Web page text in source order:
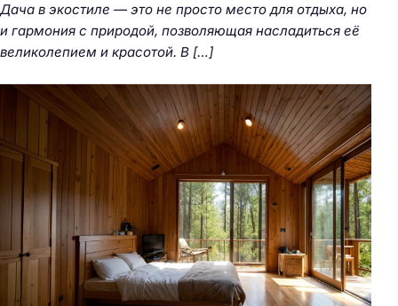
Дача в экостиле — это не просто место для отдыха, но
и гармония с природой, позволяющая насладиться её
великолепием и красотой. В […]